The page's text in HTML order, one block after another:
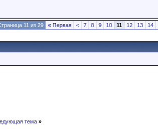
11 из 29 « Первая < 7 8 9 10 11 12 13 14
тема »